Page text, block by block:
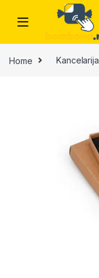
Skip to navigation
Home Kancelarija